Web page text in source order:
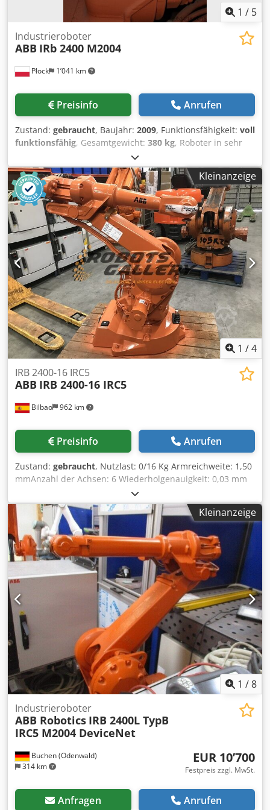
eine Nachricht oder kontaktieren Sie uns telefonisch.
1 / 5
Płock 1’041 km
Industrieroboter
ABB IRb 2400 M2004
Preisinfo Anrufen
Zustand: gebraucht, Baujahr: 2009, Funktionsfähigkeit: voll
funktionsfähig, Gesamtgewicht: 380 kg, Roboter in sehr
gutem Zustand mit Schaltschrank. Dkodpfx Apey I Ef Ioqjr
Kleinanzeige
1 /4
Bilbao 962 km
IRB 2400-16 IRC5
ABB IRB 2400-16 IRC5
Preisinfo Anrufen
Zustand: gebraucht, Nutzlast: 0/16 Kg Armreichweite: 1,50
mmAnzahl der Achsen: 6 Wiederholgenauigkeit: 0,03 mm
Robotergewicht: 0 Kg Montage: Boden Dkedpfx
Aeihgpvepqor
Kleinanzeige
1 /8
Buchen (Odenwald)
314 km
Industrieroboter
ABB Robotics IRB 2400L TypB
IRC5 M2004 DeviceNet
EUR 10’700
Festpreis zzgl. MwSt.
Anfragen Anrufen